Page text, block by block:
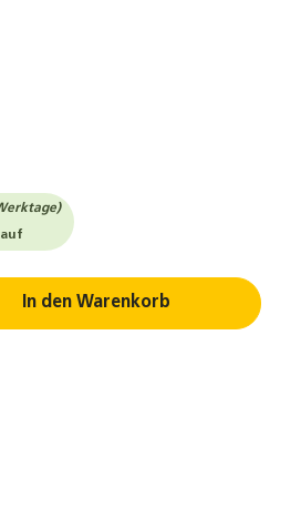
gewünschten Wert
In den Warenkorb